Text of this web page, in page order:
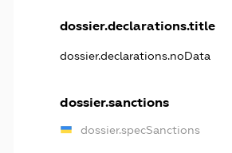
dossier.declarations.title
dossier.declarations.noData
dossier.sanctions
dossier.specSanctions